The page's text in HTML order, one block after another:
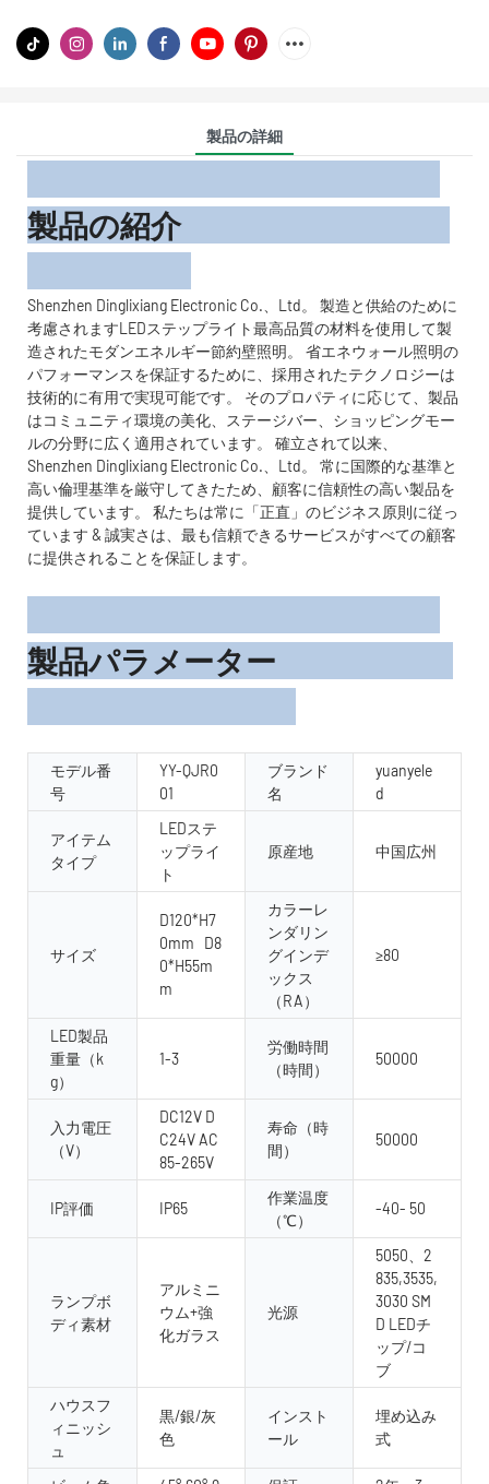
製品の詳細
製品の紹介
Shenzhen Dinglixiang Electronic Co.、Ltd。 製造と供給のために
考慮されますLEDステップライト最高品質の材料を使用して製
造されたモダンエネルギー節約壁照明。 省エネウォール照明の
パフォーマンスを保証するために、採用されたテクノロジーは
技術的に有用で実現可能です。 そのプロパティに応じて、製品
はコミュニティ環境の美化、ステージバー、ショッピングモー
ルの分野に広く適用されています。 確立されて以来、
Shenzhen Dinglixiang Electronic Co.、Ltd。 常に国際的な基準と
高い倫理基準を厳守してきたため、顧客に信頼性の高い製品を
提供しています。 私たちは常に「正直」のビジネス原則に従っ
ています & 誠実さは、最も信頼できるサービスがすべての顧客
に提供されることを保証します。
製品パラメーター
モデル番
号
YY-QJR0
01
ブランド
名
yuanyele
d
アイテム
タイプ
LEDステ
ップライ
ト
原産地 中国広州
サイズ
D120*H7
0mm D8
0*H55m
m
カラーレ
ンダリン
グインデ
ックス
（RA）
≥80
LED製品
重量（k
g）
1-3
労働時間
（時間）
50000
入力電圧
（V）
DC12V D
C24V AC
85-265V
寿命（時
間）
50000
IP評価 IP65
作業温度
（℃）
-40- 50
ランプボ
ディ素材
アルミニ
ウム+強
化ガラス
光源
5050、2
835,3535,
3030 SM
D LEDチ
ップ/コ
ブ
ハウスフ
ィニッシ
ュ
黒/銀/灰
色
インスト
ール
埋め込み
式